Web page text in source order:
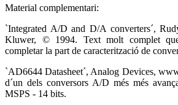
Material complementari:
`Integrated A/D and D/A converters´,
Kluwer, © 1994. Text molt complet
completar la part de caracterització de
`AD6644 Datasheet´, Analog Devices,
d´un dels conversors A/D més més
MSPS - 14 bits.